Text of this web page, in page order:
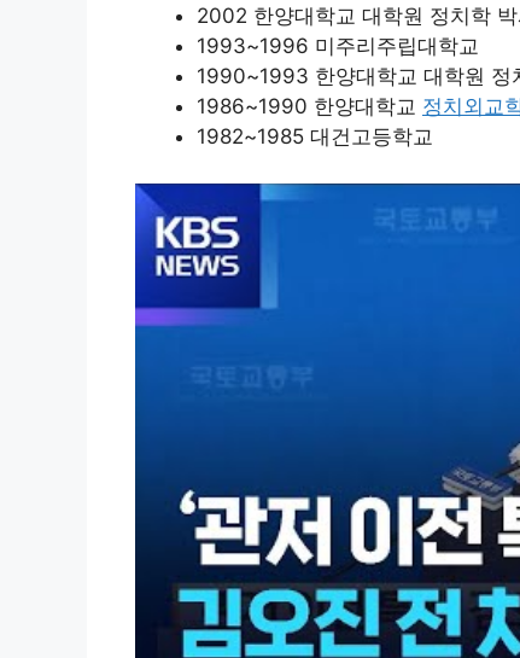
2002 한양대학교 대학원 정치학
1993~1996 미주리주립대학교
1990~1993 한양대학교 대학원 정
1986~1990 한양대학교 정치외교
1982~1985 대건고등학교